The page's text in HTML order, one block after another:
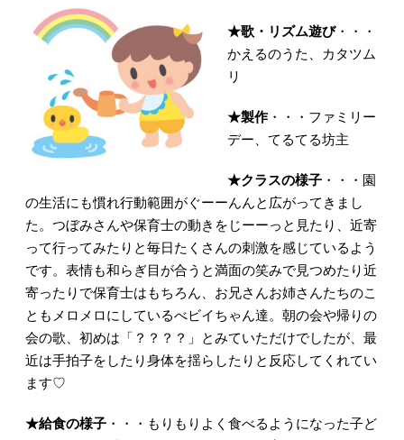
★歌・リズム遊び・・・
かえるのうた、カタツム
リ
★製作・・・ファミリー
デー、てるてる坊主
★クラスの様子・・・園
の生活にも慣れ行動範囲がぐーーんんと広がってきまし
た。つぼみさんや保育士の動きをじーーっと見たり、近寄
って行ってみたりと毎日たくさんの刺激を感じているよう
です。表情も和らぎ目が合うと満面の笑みで見つめたり近
寄ったりで保育士はもちろん、お兄さんお姉さんたちのこ
ともメロメロにしているべビイちゃん達。朝の会や帰りの
会の歌、初めは「？？？？」とみていただけでしたが、最
近は手拍子をしたり身体を揺らしたりと反応してくれてい
ます♡
★給食の様子・・・もりもりよく食べるようになった子ど